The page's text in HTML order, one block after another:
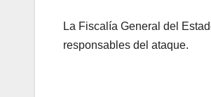
La Fiscalía General del
responsables del ataque.